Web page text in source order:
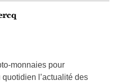
monnaies pour
l’actualité des